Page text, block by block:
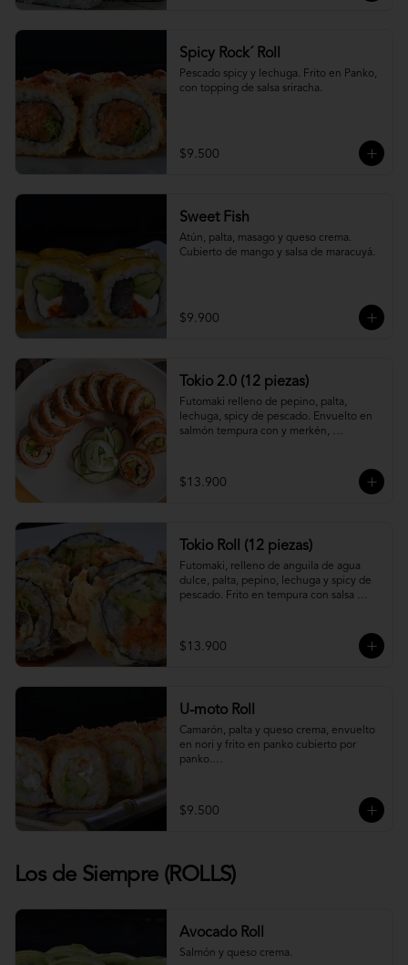
Spicy Rock´ Roll
Pescado spicy y lechuga. Frito en Panko,
con topping de salsa sriracha.
$9.500
Sweet Fish
Atún, palta, masago y queso crema.
Cubierto de mango y salsa de maracuyá.
$9.900
Tokio 2.0 (12 piezas)
Futomaki relleno de pepino, palta,
lechuga, spicy de pescado. Envuelto en
salmón tempura con y merkén,
$13.900
Tokio Roll (12 piezas)
Futomaki, relleno de anguila de agua
dulce, palta, pepino, lechuga y spicy de
pescado. Frito en tempura con salsa
$13.900
U-moto Roll
Camarón, palta y queso crema, envuelto
en nori y frito en panko cubierto por
panko.
$9.500
Los de Siempre (ROLLS)
Avocado Roll
Salmón y queso crema.